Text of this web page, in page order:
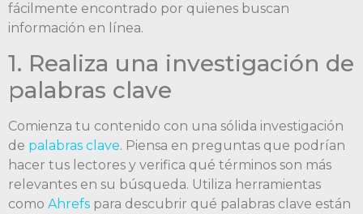
fácilmente encontrado por quienes buscan
información en línea.
1. Realiza una investigación de
palabras clave
Comienza tu contenido con una sólida investigación
de palabras clave. Piensa en preguntas que podrían
hacer tus lectores y verifica qué términos son más
relevantes en su búsqueda. Utiliza herramientas
como Ahrefs para descubrir qué palabras clave están